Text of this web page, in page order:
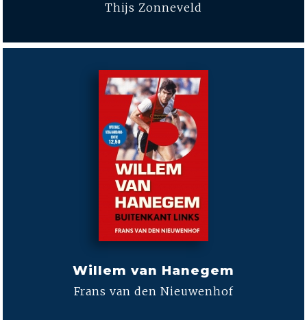
Thijs Zonneveld
Willem van Hanegem
Frans van den Nieuwenhof